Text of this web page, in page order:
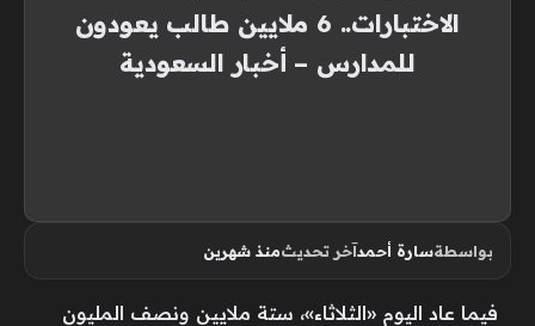
الاختبارات.. 6 ملايين طالب يعودون
للمدارس – أخبار السعودية
بواسطةسارة أحمدآخر تحديثمنذ شهرين
فيما عاد اليوم «الثلاثاء»، ستة ملايين ونصف المليون